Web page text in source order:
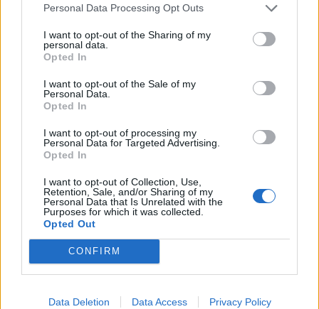
Personal Data Processing Opt Outs
I want to opt-out of the Sharing of my
personal data.
Opted In
I want to opt-out of the Sale of my
Personal Data.
Opted In
I want to opt-out of processing my
Personal Data for Targeted Advertising.
Opted In
I want to opt-out of Collection, Use,
Retention, Sale, and/or Sharing of my
Personal Data that Is Unrelated with the
Purposes for which it was collected.
Opted Out
CONFIRM
Data Deletion Data Access Privacy Policy